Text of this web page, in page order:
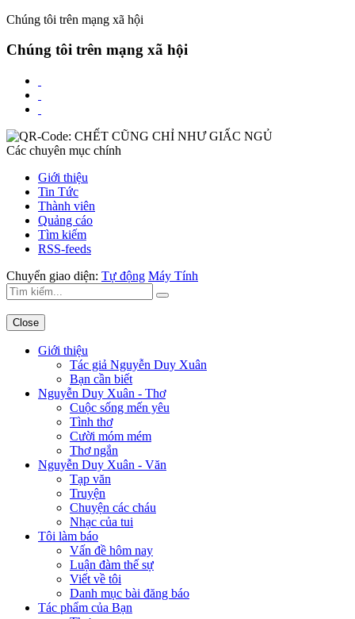
Chúng tôi trên mạng xã hội
Chúng tôi trên mạng xã hội
Các chuyên mục chính
Giới thiệu
Tin Tức
Thành viên
Quảng cáo
Tìm kiếm
RSS-feeds
Chuyển giao diện: Tự động Máy Tính
Close
Giới thiệu
Tác giả Nguyễn Duy Xuân
Bạn cần biết
Nguyễn Duy Xuân - Thơ
Cuộc sống mến yêu
Tình thơ
Cười móm mém
Thơ ngắn
Nguyễn Duy Xuân - Văn
Tạp văn
Truyện
Chuyện các cháu
Nhạc của tui
Tôi làm báo
Vấn đề hôm nay
Luận đàm thế sự
Viết về tôi
Danh mục bài đăng báo
Tác phẩm của Bạn